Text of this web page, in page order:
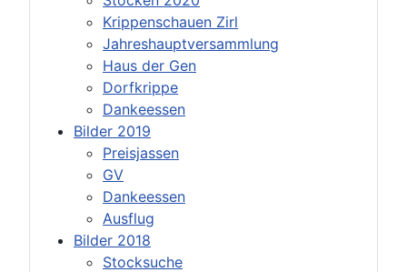
Krippenschauen Zirl
Jahreshauptversammlung
Haus der Gen
Dorfkrippe
Dankeessen
Bilder 2019
Preisjassen
GV
Dankeessen
Ausflug
Bilder 2018
Stocksuche